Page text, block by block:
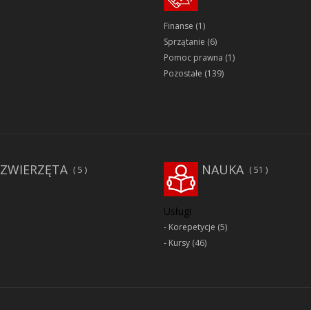
Finanse (1)
Sprzątanie (6)
Pomoc prawna (1)
Pozostałe (139)
ZWIERZĘTA 5 51
NAUKA
Usługi
Korepetycje (5)
Kursy (46)